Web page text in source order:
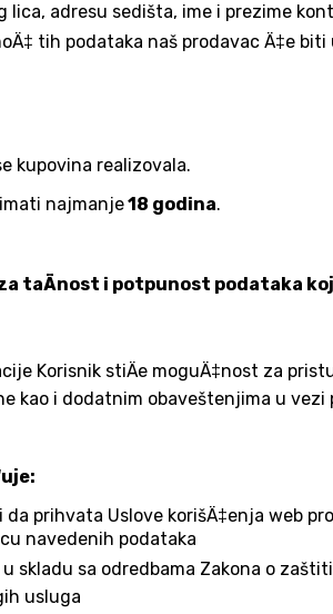
lica, adresu sedišta, ime i prezime
tih podataka naš prodavac Ä‡e
kupovina realizovala.
imati najmanje18 godina.
taÄnost i potpunost podataka
Korisnik stiÄe moguÄ‡nost za
kao i dodatnim obaveštenjima u vezi
da prihvata Uslove korišÄ‡enja web
navedenih podataka
u skladu sa odredbama Zakona o
usluga